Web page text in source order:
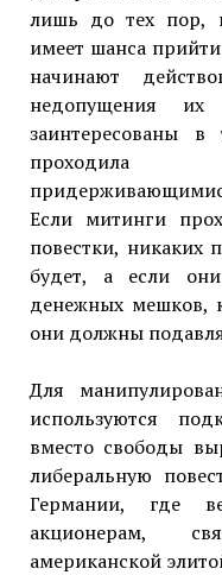
лишь до тех пор,
имеет шанса
начинают
недопущения
заинтересованы
проходила
Если митинги
повестки, никаких
будет, а если
денежных мешков,
они должны
Для
используются
вместо свободы
либеральную
Германии, где
акционерам,
американской